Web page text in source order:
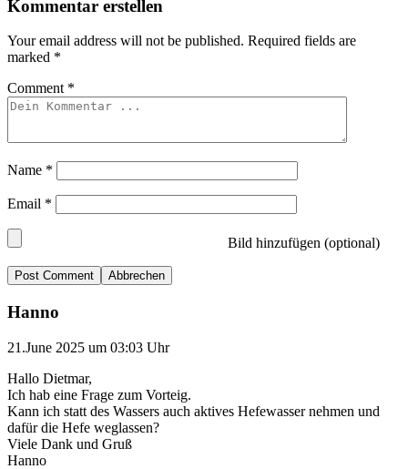
Kommentar erstellen
Your email address will not be published. Required fields are
marked *
Comment *
Name *
Email *
Bild hinzufügen (optional)
Abbrechen
Hanno
21.June 2025 um 03:03 Uhr
Hallo Dietmar,
Ich hab eine Frage zum Vorteig.
Kann ich statt des Wassers auch aktives Hefewasser nehmen und
dafür die Hefe weglassen?
Viele Dank und Gruß
Hanno